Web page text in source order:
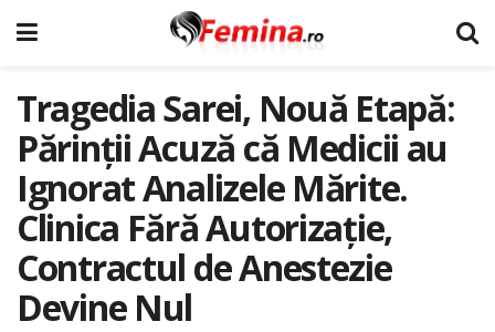
Tragedia Sarei, Nouă Etapă:
Părinții Acuză că Medicii au
Ignorat Analizele Mărite.
Clinica Fără Autorizație,
Contractul de Anestezie
Devine Nul